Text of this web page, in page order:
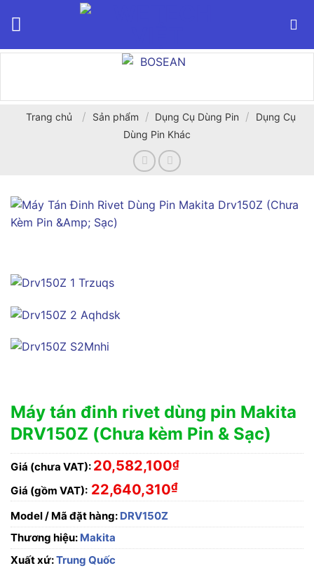
Trang chủ / Sản phẩm / Dụng Cụ Dùng Pin /
Dụng Cụ
Dùng Pin Khác
Máy tán đinh rivet dùng pin Makita
DRV150Z (Chưa kèm Pin & Sạc)
Giá (chưa VAT): 20,582,100₫
Giá (gồm VAT): 22,640,310₫
Model / Mã đặt hàng: DRV150Z
Thương hiệu: Makita
Xuất xứ:Trung Quốc